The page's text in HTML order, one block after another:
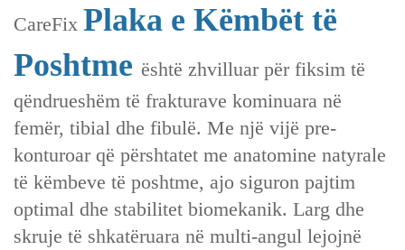
CareFix Plaka e Këmbët të
Poshtme është zhvilluar për fiksim të
qëndrueshëm të frakturave kominuara në
femër, tibial dhe fibulë. Me një vijë pre-
konturoar që përshtatet me anatomine natyrale
të këmbeve të poshtme, ajo siguron pajtim
optimal dhe stabilitet biomekanik. Larg dhe
skruje të shkatëruara në multi-angul lejojnë